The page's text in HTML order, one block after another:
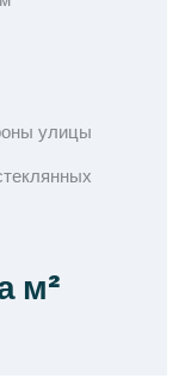
улицы
м²